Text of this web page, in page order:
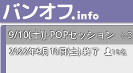
9/10(土)J-POPセッション
3
2022年9月10日(土) 終了
16名